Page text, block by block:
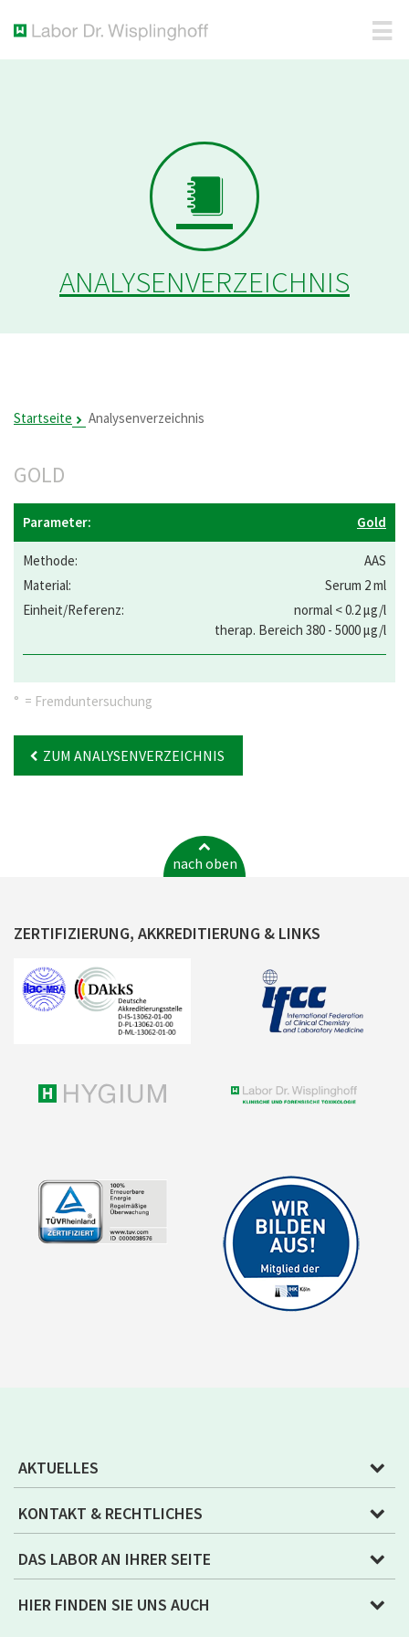
ANALYSENVERZEICHNIS
Startseite Analysenverzeichnis
GOLD
Gold
AAS
Serum 2 ml
normal < 0.2 µg/l
therap. Bereich 380 - 5000 µg/l
° = Fremduntersuchung
ZUM ANALYSENVERZEICHNIS
nach oben
ZERTIFIZIERUNG, AKKREDITIERUNG & LINKS
AKTUELLES
KONTAKT & RECHTLICHES
DAS LABOR AN IHRER SEITE
HIER FINDEN SIE UNS AUCH